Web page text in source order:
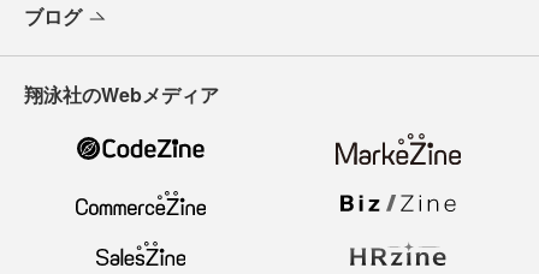
ブログ
翔泳社のWebメディア